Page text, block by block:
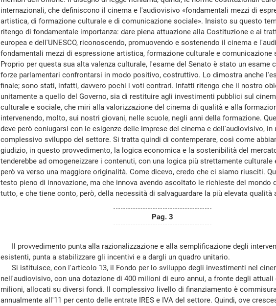
internazionali, che definiscono il cinema e l'audiovisivo «fondamentali mezzi di
artistica, di formazione culturale e di comunicazione sociale». Insisto su questo
ritengo di fondamentale importanza: dare piena attuazione alla Costituzione e ai
europea e dell'UNESCO, riconoscendo, promuovendo e sostenendo il cinema e
fondamentali mezzi di espressione artistica, formazione culturale e comunicazione
Proprio per questa sua alta valenza culturale, l'esame del Senato è stato un esame
forze parlamentari confrontarsi in modo positivo, costruttivo. Lo dimostra anche
finale; sono stati, infatti, davvero pochi i voti contrari. Infatti ritengo che il nostro
unitamente a quello del Governo, sia di restituire agli investimenti pubblici sul
culturale e sociale, che miri alla valorizzazione del cinema di qualità e alla
intervenendo, molto, sui nostri giovani, nelle scuole, negli anni della formazione.
deve però coniugarsi con le esigenze delle imprese del cinema e dell'audiovisivo, in
complessivo sviluppo del settore. Si tratta quindi di contemperare, così come
giudizio, in questo provvedimento, la logica economica e la sostenibilità del
tenderebbe ad omogeneizzare i contenuti, con una logica più strettamente culturale
però va verso una maggiore originalità. Come dicevo, credo che ci siamo riusciti.
testo pieno di innovazione, ma che innova avendo ascoltato le richieste del mondo
tutto, e che tiene conto, però, della necessità di salvaguardare la più elevata qualità
Pag. 3
Il provvedimento punta alla razionalizzazione e alla semplificazione degli
esistenti, punta a stabilizzare gli incentivi e a dargli un quadro unitario.
Si istituisce, con l'articolo 13, il Fondo per lo sviluppo degli investimenti nel
nell'audiovisivo, con una dotazione di 400 milioni di euro annui, a fronte degli attuali
milioni, allocati su diversi fondi. Il complessivo livello di finanziamento è
annualmente all'11 per cento delle entrate IRES e IVA del settore. Quindi, ove